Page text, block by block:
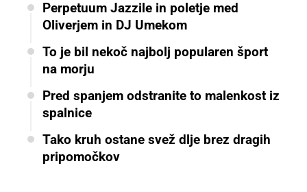
Perpetuum Jazzile in poletje med
Oliverjem in DJ Umekom
To je bil nekoč najbolj popularen šport
na morju
Pred spanjem odstranite to malenkost iz
spalnice
Tako kruh ostane svež dlje brez dragih
pripomočkov